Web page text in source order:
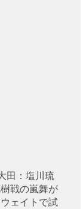
田：塩川琉
戦の嵐舞が
ェイトで試